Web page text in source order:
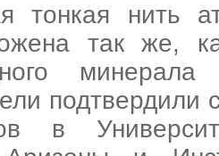
тонкая нить
так же,
минерала
подтвердили
в